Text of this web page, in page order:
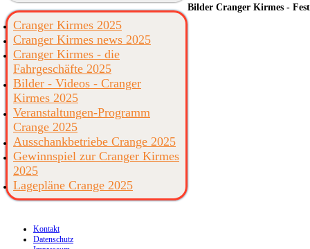
BilderCranger Kirmes -
Cranger Kirmes 2025
Cranger Kirmes news 2025
Cranger Kirmes - die
Fahrgeschäfte 2025
Bilder - Videos - Cranger
Kirmes 2025
Veranstaltungen-Programm
Crange 2025
Ausschankbetriebe Crange 2025
Gewinnspiel zur Cranger Kirmes
2025
Lagepläne Crange 2025
Kontakt
Datenschutz